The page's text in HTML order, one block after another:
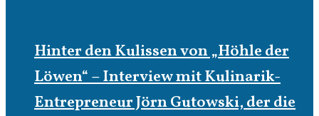
Hinter den Kulissen von „Höhle der
Löwen“ – Interview mit Kulinarik-
Entrepreneur Jörn Gutowski, der die